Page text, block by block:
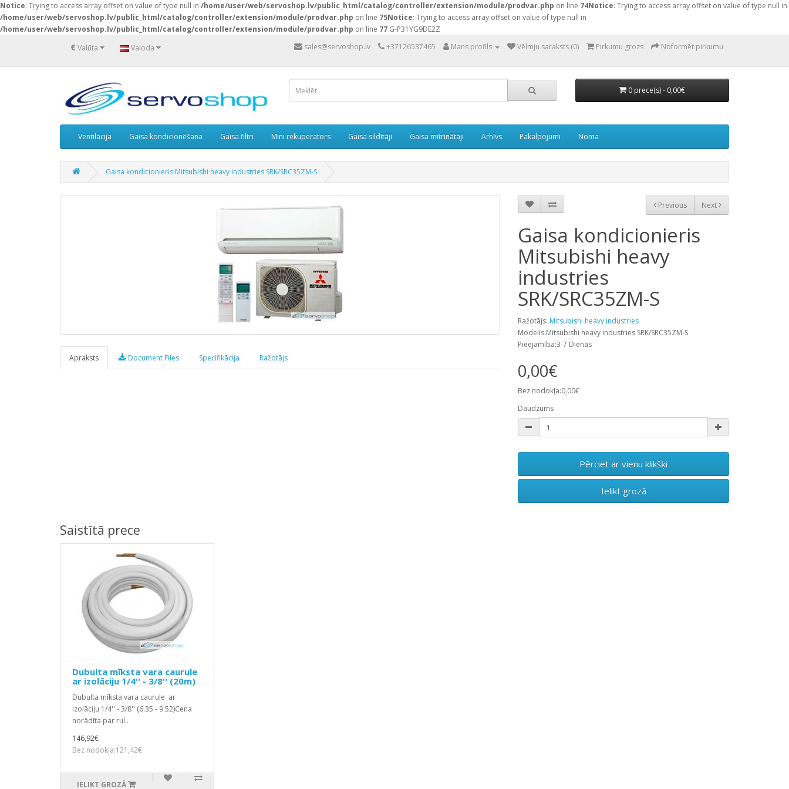
Notice: Trying to access array offset on value of type null in /home/user/web/servoshop.lv/public_html/catalog/controller/extension/module/prodvar.php on line 74Notice: Trying to access array offset on value of type null in
/home/user/web/servoshop.lv/public_html/catalog/controller/extension/module/prodvar.php on line 75Notice: Trying to access array offset on value of type null in
/home/user/web/servoshop.lv/public_html/catalog/controller/extension/module/prodvar.php on line 77 G-P31YG9DE2Z
€ Valūta Valoda sales@servoshop.lv +37126537465 Mans profils Vēlmju saraksts (0) Pirkumu grozs Noformēt pirkumu
0 prece(s) - 0,00€
Ventilācija Gaisa kondicionēšana Gaisa filtri Mini rekuperators Gaisa sildītāji Gaisa mitrinātāji Arhīvs Pakalpojumi Noma
Gaisa kondicionieris Mitsubishi heavy industries SRK/SRC35ZM-S
Apraksts Document Files Specifikācija Ražotājs
Previous Next
Gaisa kondicionieris
Mitsubishi heavy
industries
SRK/SRC35ZM-S
Ražotājs: Mitsubishi heavy industries
Modelis:Mitsubishi heavy industries SRK/SRC35ZM-S
Pieejamība:3-7 Dienas
0,00€
Bez nodokļa:0,00€
Daudzums
Pērciet ar vienu klikšķi
Ielikt grozā
Saistītā prece
Dubulta mīksta vara caurule
ar izolāciju 1/4'' - 3/8'' (20m)
Dubulta mīksta vara caurule ar
izolāciju 1/4'' - 3/8'' (6.35 - 9.52)Cena
norādīta par rul..
146,92€
Bez nodokļa:121,42€
IELIKT GROZĀ